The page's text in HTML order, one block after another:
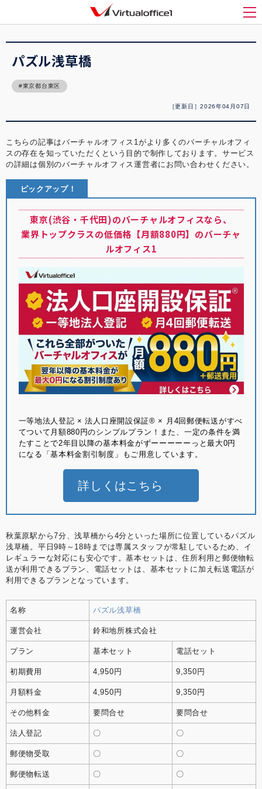
メ
バーチャルオフィス1(Virtualoffice1)
パズル浅草橋
東京都台東区
［更新日］2026年04月07日
こちらの記事はバーチャルオフィス1がより多くのバーチャルオフィ
スの存在を知っていただくという目的で制作しております。サービス
の詳細は個別のバーチャルオフィス運営者にお問い合わせください。
ピックアップ！
東京(渋谷・千代田)のバーチャルオフィスなら、
業界トップクラスの低価格【月額880円】のバーチャ
ルオフィス1
⼀等地法⼈登記 × 法⼈⼝座開設保証® × ⽉4回郵便転送がすべ
てついて月額880円のシンプルプラン！また、一定の条件を満
たすことで2年目以降の基本料金がずーーーーーっと最大0円
になる「基本料金割引制度」もご用意しています。
詳しくはこちら
秋葉原駅から7分、浅草橋から4分といった場所に位置しているパズル
浅草橋。平日9時～18時までは専属スタッフが常駐しているため、イ
レギュラーな対応にも安心です。基本セットは、住所利用と郵便物転
送が利用できるプラン、電話セットは、基本セットに加え転送電話が
利用できるプランとなっています。
名称 パズル浅草橋
運営会社 鈴和地所株式会社
プラン 基本セット 電話セット
初期費用 4,950円 9,350円
月額料金 4,950円 9,350円
その他料金 要問合せ 要問合せ
法人登記 〇 〇
郵便物受取 〇 〇
郵便物転送 〇 〇